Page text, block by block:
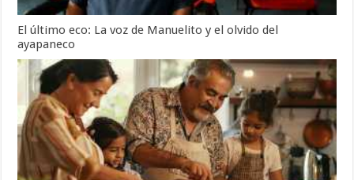
El último eco: La voz de Manuelito y el olvido del
ayapaneco